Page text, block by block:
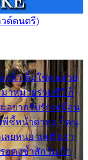
ด์ดนตรี)
กล้า ติ๋มใช่คนสวย
มาหมายร่วมชีวี ก็
อยากรับรักเหมือน
พี่ชี้หน้าด่าทอ ก็คน
ลยหนอ แค่ตัวเรา
อคงช้ำสักวัน ถ้า